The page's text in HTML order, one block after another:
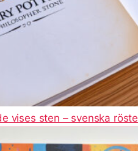
vises sten – svenska